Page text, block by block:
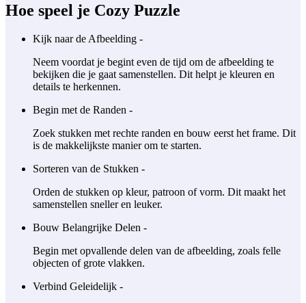
Hoe speel je Cozy Puzzle
Kijk naar de Afbeelding -
Neem voordat je begint even de tijd om de afbeelding te
bekijken die je gaat samenstellen. Dit helpt je kleuren en
details te herkennen.
Begin met de Randen -
Zoek stukken met rechte randen en bouw eerst het frame. Dit
is de makkelijkste manier om te starten.
Sorteren van de Stukken -
Orden de stukken op kleur, patroon of vorm. Dit maakt het
samenstellen sneller en leuker.
Bouw Belangrijke Delen -
Begin met opvallende delen van de afbeelding, zoals felle
objecten of grote vlakken.
Verbind Geleidelijk -